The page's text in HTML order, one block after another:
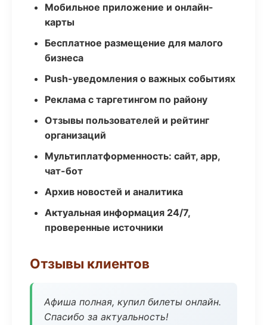
Мобильное приложение и онлайн-
карты
Бесплатное размещение для малого
бизнеса
Push-уведомления о важных событиях
Реклама с таргетингом по району
Отзывы пользователей и рейтинг
организаций
Мультиплатформенность: сайт, app,
чат-бот
Архив новостей и аналитика
Актуальная информация 24/7,
проверенные источники
Отзывы клиентов
Афиша полная, купил билеты онлайн.
Спасибо за актуальность!